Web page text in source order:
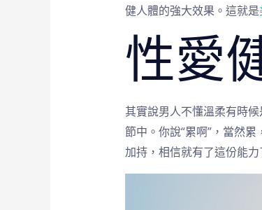
健人體的強大效果。這就是
性愛
其實說男人不懂溫柔有時
節中。你說“累啊”，當然
加持，相信就有了這份能力